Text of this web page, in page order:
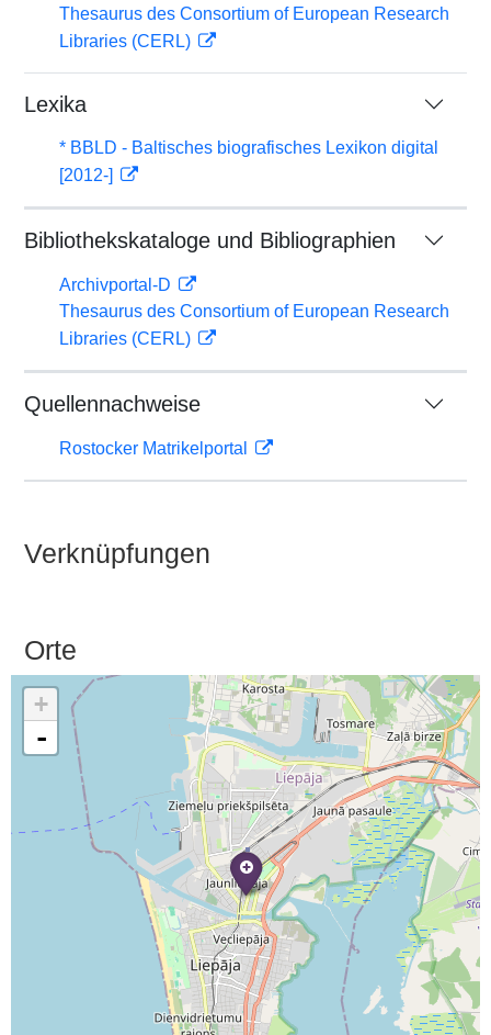
Thesaurus des Consortium of European Research
Libraries (CERL)
Lexika
* BBLD - Baltisches biografisches Lexikon digital
[2012-]
Bibliothekskataloge und Bibliographien
Archivportal-D
Thesaurus des Consortium of European Research
Libraries (CERL)
Quellennachweise
Rostocker Matrikelportal
Verknüpfungen
Orte
+
-